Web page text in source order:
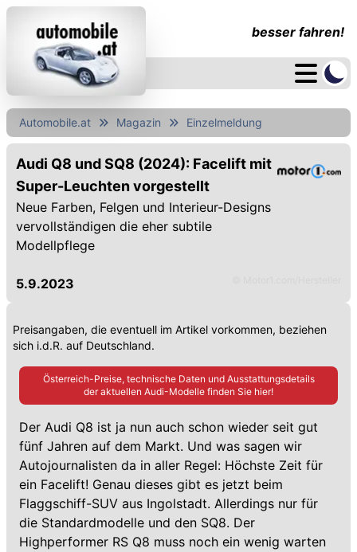
besser fahren!
Automobile.at Magazin Einzelmeldung
Audi Q8 und SQ8 (2024): Facelift mit
Super-Leuchten vorgestellt
Neue Farben, Felgen und Interieur-Designs
vervollständigen die eher subtile
Modellpflege
5.9.2023
Preisangaben, die eventuell im Artikel vorkommen, beziehen
sich i.d.R. auf Deutschland.
Österreich-Preise, technische Daten und Ausstattungsdetails
der aktuellen Audi-Modelle finden Sie hier!
Der Audi Q8 ist ja nun auch schon wieder seit gut
fünf Jahren auf dem Markt. Und was sagen wir
Autojournalisten da in aller Regel: Höchste Zeit für
ein Facelift! Genau dieses gibt es jetzt beim
Flaggschiff-SUV aus Ingolstadt. Allerdings nur für
die Standardmodelle und den SQ8. Der
Highperformer RS Q8 muss noch ein wenig warten